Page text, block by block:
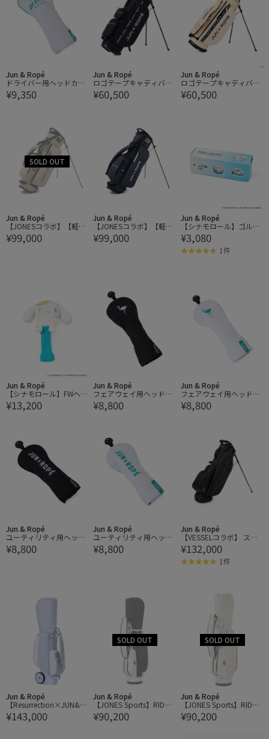
Jun & Ropé
ドライバー用ヘッドカバ
ー/ユニセックス
¥9,350
Jun & Ropé
ロゴテープキャディバッ
グ
¥60,500
Jun & Ropé
ロゴテープキャディバッ
グ
¥60,500
Jun & Ropé
【JONESコラボ】【軽
量】キャディバック
¥99,000
Jun & Ropé
【JONESコラボ】【軽
量】キャディバック
¥99,000
Jun & Ropé
【シナモロール】ゴルフ
ボール
¥3,080
1件
Jun & Ropé
【シナモロール】FWヘッ
ドカバー
¥13,200
Jun & Ropé
フェアウェイ用ヘッドカ
バー/ユニセックス
¥8,800
Jun & Ropé
フェアウェイ用ヘッドカ
バー/ユニセックス
¥8,800
Jun & Ropé
ユーティリティ用ヘッド
カバー/ユニセックス
¥8,800
Jun & Ropé
ユーティリティ用ヘッド
カバー/ユニセックス
¥8,800
Jun & Ropé
【VESSELコラボ】 スタ
ンドキャディバッグ
¥132,000
1件
Jun & Ropé
【Resurrection×JUN&R
OPE'】トロリーキャディ
バッグキュクヌス No.2
¥143,000
Jun & Ropé
【JONES Sports】RIDER
RIPSTOP キャディバッ
¥90,200
Jun & Ropé
【JONES Sports】RIDER
RIPSTOP キャディバッ
¥90,200